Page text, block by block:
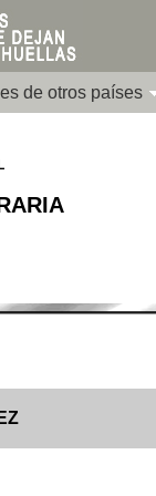
de otros países